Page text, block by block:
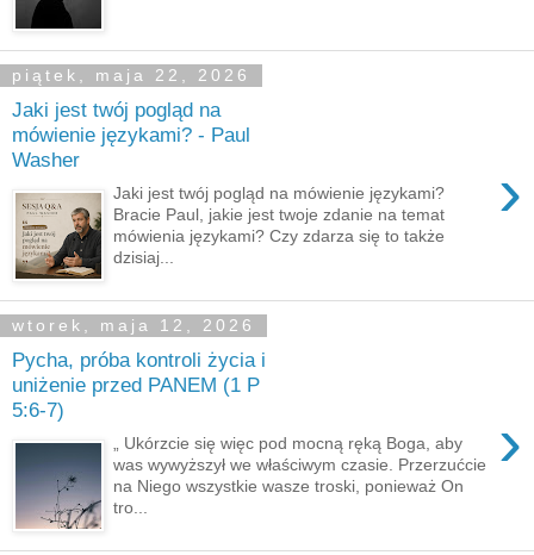
piątek, maja 22, 2026
Jaki jest twój pogląd na
mówienie językami? - Paul
Washer
›
Jaki jest twój pogląd na mówienie językami?
Bracie Paul, jakie jest twoje zdanie na temat
mówienia językami? Czy zdarza się to także
dzisiaj...
wtorek, maja 12, 2026
Pycha, próba kontroli życia i
uniżenie przed PANEM (1 P
5:6-7)
›
„ Ukórzcie się więc pod mocną ręką Boga, aby
was wywyższył we właściwym czasie. Przerzućcie
na Niego wszystkie wasze troski, ponieważ On
tro...